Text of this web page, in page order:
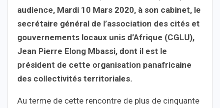
audience, Mardi 10 Mars 2020, à son cabinet, le
secrétaire général de l’association des cités et
gouvernements locaux unis d’Afrique (CGLU),
Jean Pierre Elong Mbassi, dont il est le
président de cette organisation panafricaine
des collectivités territoriales.
Au terme de cette rencontre de plus de cinquante